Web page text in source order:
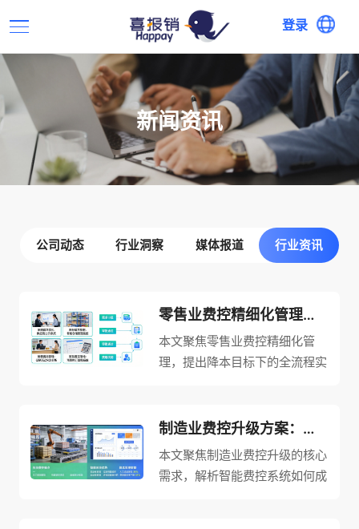
登录
新闻资讯
公司动态 行业洞察 媒体报道 行业资讯
零售业费控精细化管理：降本目标下的全流程实施策略
本文聚焦零售业费控精细化管
理，提出降本目标下的全流程实
规范流程、结合动态调整与实时
预警筑牢防线，帮助零售企业破
解多门店复杂需求下的管控难
制造业费控升级方案：如何借智能费控系统推动财务降本？
本文聚焦制造业费控升级的核心
需求，解析智能费控系统如何成